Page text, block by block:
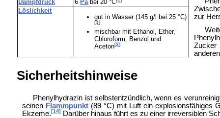
Dampfdruck
6 Pabei 20 °C
Löslichkeit
gut in Wasser (145 g/l bei 25 °C)
[1]
mischbar mit Ethanol, Ether,
Chloroform, Benzol und
Aceton[2]
zur
Zucker
Sicherheitshinweise
Phenylhydrazin ist selbstentzündlich, wenn es
seinen Flammpunkt(89 °C) mit Luft ein explosionsfähiges
Ekzeme. [14] Darüber hinaus führt es zu einer irreversiblen